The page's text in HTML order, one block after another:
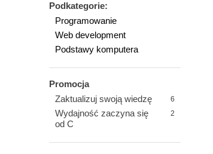
Podkategorie:
Programowanie
Web development
Podstawy komputera
Promocja
Zaktualizuj swoją wiedzę
6
Wydajność zaczyna się
od C
2